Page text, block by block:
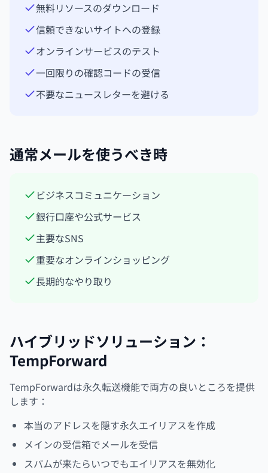
無料リソースのダウンロード
信頼できないサイトへの登録
オンラインサービスのテスト
一回限りの確認コードの受信
不要なニュースレターを避ける
通常メールを使うべき時
ビジネスコミュニケーション
銀行口座や公式サービス
主要なSNS
重要なオンラインショッピング
長期的なやり取り
ハイブリッドソリューション：
TempForward
TempForwardは永久転送機能で両方の良いところを提供
します：
本当のアドレスを隠す永久エイリアスを作成
メインの受信箱でメールを受信
スパムが来たらいつでもエイリアスを無効化